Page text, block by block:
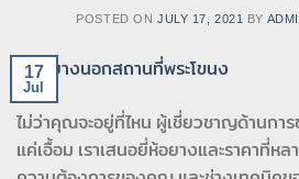
POSTED ON JULY 17, 2021 BY
17
Jul
ไม่ว่าคุณจะอยู่ที่ไหน ผู้เชี่ยวชาญด้านกา
แค่เอื้อม เราเสนอยี่ห้อยางและราคาที่หล